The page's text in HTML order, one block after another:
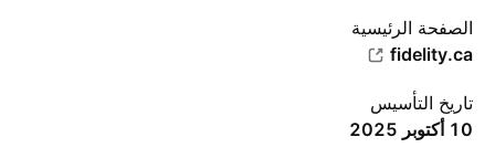
الصفحة الرئيسية
fidelity.ca
تاريخ التأسيس
10 أكتوبر 2025